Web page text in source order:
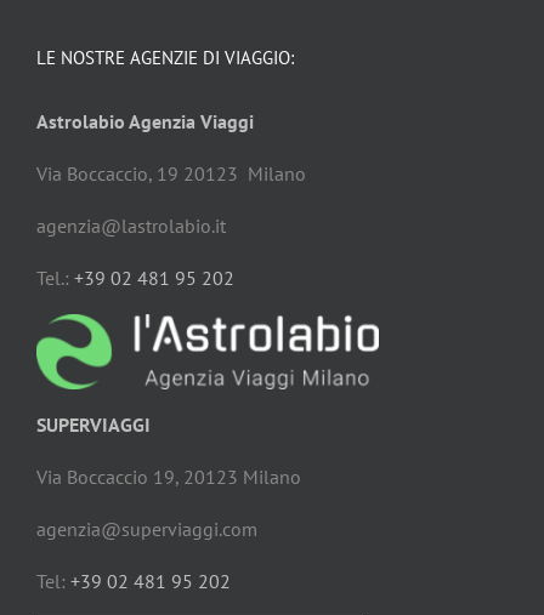
LE NOSTRE AGENZIE DI VIAGGIO:
Astrolabio Agenzia Viaggi
Via Boccaccio, 19 20123 Milano
agenzia@lastrolabio.it
Tel.: +39 02 481 95 202
SUPERVIAGGI
Via Boccaccio 19, 20123 Milano
agenzia@superviaggi.com
Tel: +39 02 481 95 202